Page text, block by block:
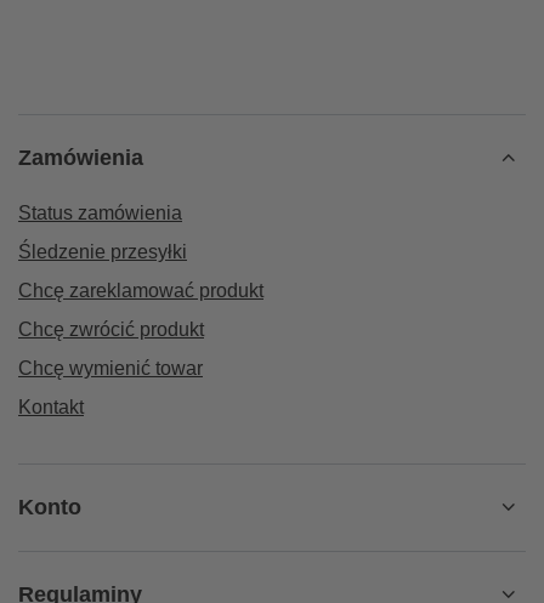
Zamówienia
Status zamówienia
Śledzenie przesyłki
Chcę zareklamować produkt
Chcę zwrócić produkt
Chcę wymienić towar
Kontakt
Konto
Regulaminy